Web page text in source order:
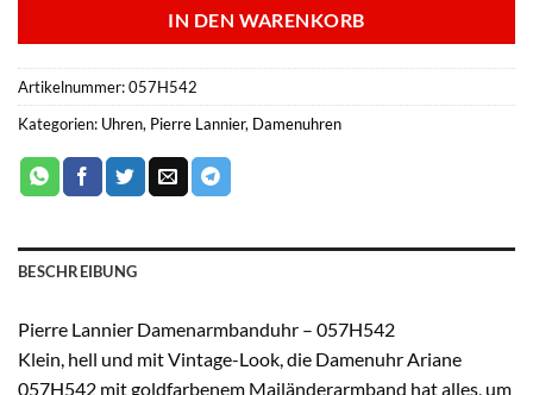
IN DEN WARENKORB
Artikelnummer:057H542
Kategorien: Uhren, Pierre Lannier, Damenuhren
BESCHREIBUNG
Pierre Lannier Damenarmbanduhr – 057H542
Klein, hell und mit Vintage-Look, die Damenuhr Ariane
057H542 mit goldfarbenem Mailänderarmband hat alles, um